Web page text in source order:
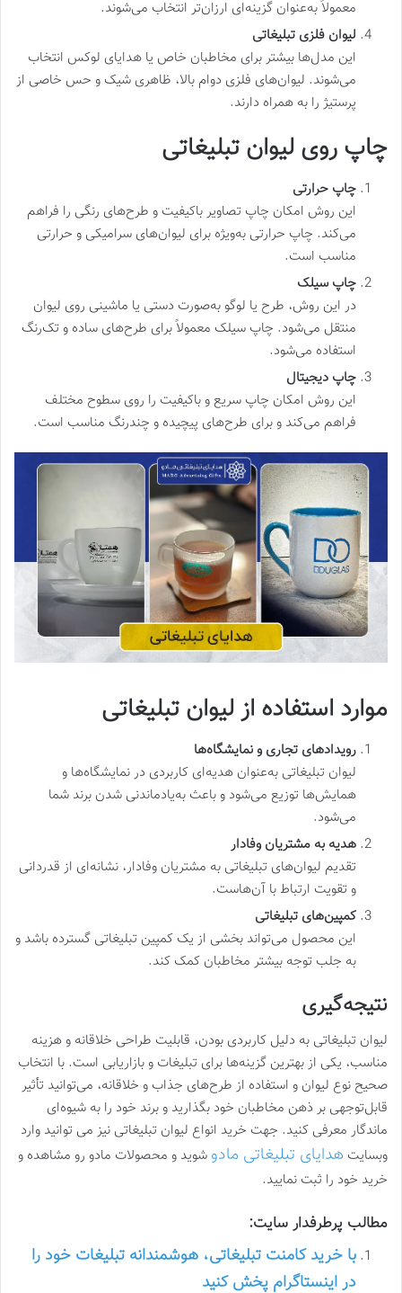
معمولاً به‌عنوان گزینه‌ای ارزان‌تر انتخاب می‌شوند.
لیوان فلزی تبلیغاتی
این مدل‌ها بیشتر برای مخاطبان خاص یا هدایای لوکس انتخاب
می‌شوند. لیوان‌های فلزی دوام بالا، ظاهری شیک و حس خاصی از
پرستیژ را به همراه دارند.
چاپ روی لیوان تبلیغاتی
چاپ حرارتی
این روش امکان چاپ تصاویر باکیفیت و طرح‌های رنگی را فراهم
می‌کند. چاپ حرارتی به‌ویژه برای لیوان‌های سرامیکی و حرارتی
مناسب است.
چاپ سیلک
در این روش، طرح یا لوگو به‌صورت دستی یا ماشینی روی لیوان
منتقل می‌شود. چاپ سیلک معمولاً برای طرح‌های ساده و تک‌رنگ
استفاده می‌شود.
چاپ دیجیتال
این روش امکان چاپ سریع و باکیفیت را روی سطوح مختلف
فراهم می‌کند و برای طرح‌های پیچیده و چندرنگ مناسب است.
موارد استفاده از لیوان تبلیغاتی
رویدادهای تجاری و نمایشگاه‌ها
لیوان تبلیغاتی به‌عنوان هدیه‌ای کاربردی در نمایشگاه‌ها و
همایش‌ها توزیع می‌شود و باعث به‌یادماندنی شدن برند شما
می‌شود.
هدیه به مشتریان وفادار
تقدیم لیوان‌های تبلیغاتی به مشتریان وفادار، نشانه‌ای از قدردانی
و تقویت ارتباط با آن‌هاست.
کمپین‌های تبلیغاتی
این محصول می‌تواند بخشی از یک کمپین تبلیغاتی گسترده باشد و
به جلب توجه بیشتر مخاطبان کمک کند.
نتیجه‌گیری
لیوان تبلیغاتی به دلیل کاربردی بودن، قابلیت طراحی خلاقانه و هزینه
مناسب، یکی از بهترین گزینه‌ها برای تبلیغات و بازاریابی است. با انتخاب
صحیح نوع لیوان و استفاده از طرح‌های جذاب و خلاقانه، می‌توانید تأثیر
قابل‌توجهی بر ذهن مخاطبان خود بگذارید و برند خود را به شیوه‌ای
ماندگار معرفی کنید. جهت خرید انواع لیوان تبلیغاتی نیز می توانید وارد
وبسایت هدایای تبلیغاتی مادو شوید و محصولات مادو رو مشاهده و
خرید خود را ثبت نمایید.
مطالب پرطرفدار سایت:
با خرید کامنت تبلیغاتی، هوشمندانه تبلیغات خود را
در اینستاگرام پخش کنید